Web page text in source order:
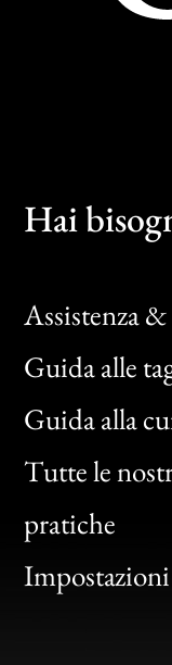
Hai
Assistenza
Guida alle
Guida alla
Tutte le
pratiche